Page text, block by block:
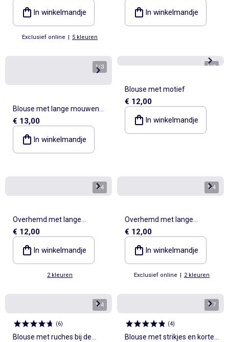
In winkelmandje
Exclusief online | 5 kleuren
In winkelmandje
1/3
Blouse met lange mouwen
van katoenen gaasstof met
ruches
€ 13,00
In winkelmandje
1/3
Blouse met motief
€ 12,00
In winkelmandje
1/4
Overhemd met lange
mouwen van ribfluweel
€ 12,00
In winkelmandje
2 kleuren
1/4
Overhemd met lange
mouwen van ribfluweel
€ 12,00
In winkelmandje
Exclusief online | 2 kleuren
1/4
(6)
Blouse met ruches bij de
1/7
(4)
Blouse met strikjes en korte